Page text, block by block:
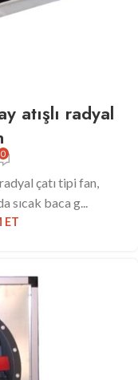
atışlı radyal
0
çatı tipi fan,
sıcak baca g...
ET